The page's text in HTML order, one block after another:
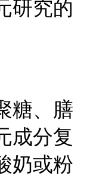
研究的
糖、膳
成分复
奶或粉